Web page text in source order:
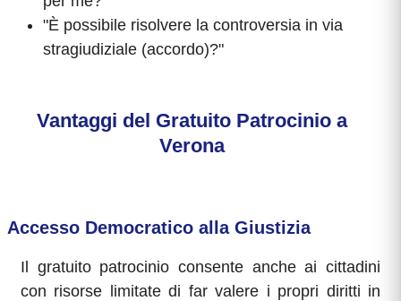
"È possibile risolvere la controversia in via
stragiudiziale (accordo)?"
Vantaggi del Gratuito Patrocinio a
Verona
Accesso Democratico alla Giustizia
Il gratuito patrocinio consente anche ai cittadini
con risorse limitate di far valere i propri diritti in